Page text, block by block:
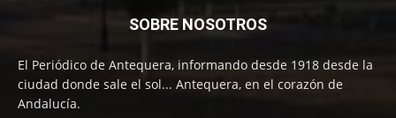
SOBRE NOSOTROS
El Periódico de Antequera, informando desde 1918 desde la
ciudad donde sale el sol... Antequera, en el corazón de
Andalucía.